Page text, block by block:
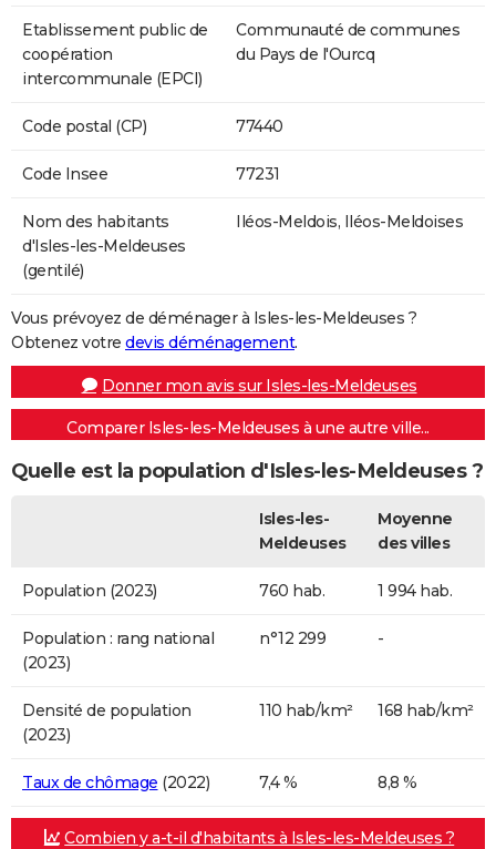
Etablissement public de
coopération
intercommunale (EPCI)
Communauté de communes
du Pays de l'Ourcq
Code postal (CP) 77440
Code Insee 77231
Nom des habitants
d'Isles-les-Meldeuses
(gentilé)
Iléos-Meldois, Iléos-Meldoises
Vous prévoyez de déménager à Isles-les-Meldeuses ?
Obtenez votre devis déménagement.
Donner mon avis sur Isles-les-Meldeuses
Comparer Isles-les-Meldeuses à une autre ville...
Quelle est la population d'Isles-les-Meldeuses ?
Isles-les-
Meldeuses
Moyenne
des villes
Population (2023) 760 hab. 1 994 hab.
Population : rang national
(2023)
n°12 299 -
Densité de population
(2023)
110 hab/km² 168 hab/km²
Taux de chômage (2022) 7,4 % 8,8 %
Combien y a-t-il d'habitants à Isles-les-Meldeuses ?